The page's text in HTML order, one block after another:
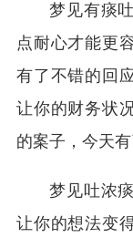
梦见有痰
点耐心才能更
有了不错的回
让你的财务状
的案子，今天有
梦见吐浓
让你的想法变